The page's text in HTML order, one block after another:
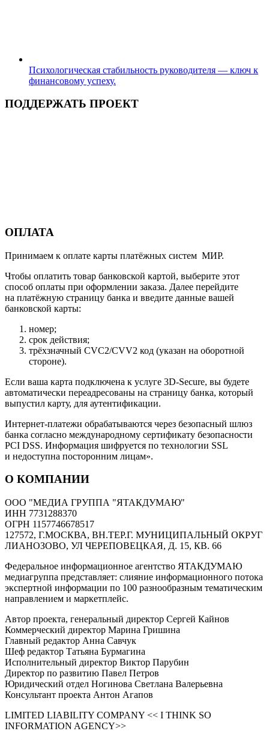
Психологическая стабильность руководителя — ключ к
финансовому успеху.
ПОДДЕРЖАТЬ ПРОЕКТ
ОПЛАТА
Принимаем к оплате карты платёжных систем МИР.
Чтобы оплатить товар банковской картой, выберите этот
способ оплаты при оформлении заказа. Далее перейдите
на платёжную страницу банка и введите данные вашей
банковской карты:
номер;
срок действия;
трёхзначный CVC2/CVV2 код (указан на оборотной
стороне).
Если ваша карта подключена к услуге 3D-Secure, вы будете
автоматически переадресованы на страницу банка, который
выпустил карту, для аутентификации.
Интернет-платежи обрабатываются через безопасный шлюз
банка согласно международному сертификату безопасности
PCI DSS. Информация шифруется по технологии SSL
и недоступна посторонним лицам».
О КОМПАНИИ
ООО "МЕДИА ГРУППА "ЯТАКДУМАЮ"
ИНН 7731288370
ОГРН 1157746678517
127572, Г.МОСКВА, ВН.ТЕР.Г. МУНИЦИПАЛЬНЫЙ ОКРУГ
ЛИАНОЗОВО, УЛ ЧЕРЕПОВЕЦКАЯ, Д. 15, КВ. 66
Федеральное информационное агентство ЯТАКДУМАЮ
медиагруппа представляет: слияние информационного потока
экспертной информации по 100 разнообразным тематическим
направлением и маркетплейс.
Автор проекта, генеральный директор Сергей Кайнов
Коммерческий директор Марина Гришина
Главный редактор Анна Савчук
Шеф редактор Татьяна Бурмагина
Исполнительный директор Виктор Парубин
Директор по развитию Павел Петров
Юридический отдел Ногинова Светлана Валерьевна
Консультант проекта Антон Агапов
LIMITED LIABILITY COMPANY << I THINK SO
INFORMATION AGENCY>>